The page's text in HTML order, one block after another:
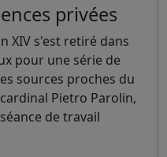
privées
XIV s'est retiré dans
pour une série de
sources proches du
Pietro Parolin,
de travail